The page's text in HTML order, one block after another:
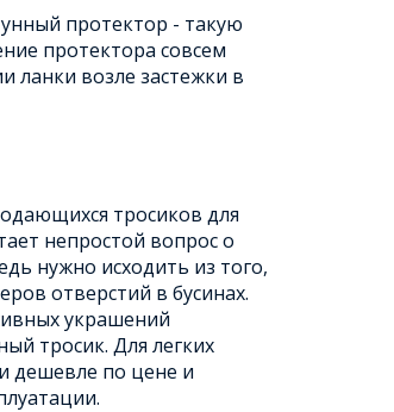
протектор - такую
протектора совсем
ланки возле застежки в
тросиков для
непростой вопрос о
нужно исходить из того,
отверстий в бусинах.
украшений
тросик. Для легких
дешевле по цене и